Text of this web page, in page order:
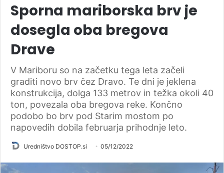
Sporna mariborska brv je
dosegla oba bregova
Drave
V Mariboru so na začetku tega leta začeli
graditi novo brv čez Dravo. Te dni je jeklena
konstrukcija, dolga 133 metrov in težka okoli 40
ton, povezala oba bregova reke. Končno
podobo bo brv pod Starim mostom po
napovedih dobila februarja prihodnje leto.
Uredništvo DOSTOP.si 05/12/2022